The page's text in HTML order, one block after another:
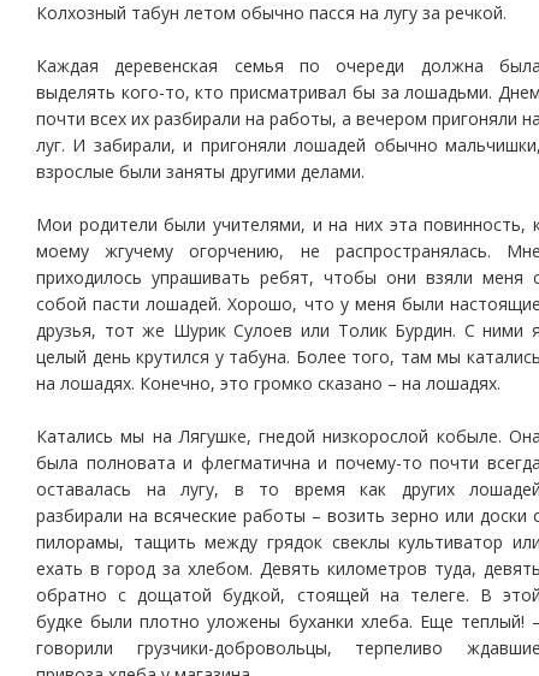
Колхозный табун летом обычно пасся на лугу за речкой.
Каждая деревенская семья по очереди должна
выделять кого-то, кто присматривал бы за лошадьми.
почти всех их разбирали на работы, а вечером пригоняли
луг. И забирали, и пригоняли лошадей обычно
взрослые были заняты другими делами.
Мои родители были учителями, и на них эта повинность,
моему жгучему огорчению, не распространялась.
приходилось упрашивать ребят, чтобы они взяли меня
собой пасти лошадей. Хорошо, что у меня были
друзья, тот же Шурик Сулоев или Толик Бурдин. С ними
целый день крутился у табуна. Более того, там мы
на лошадях. Конечно, это громко сказано – на лошадях.
Катались мы на Лягушке, гнедой низкорослой кобыле.
была полновата и флегматична и почему-то почти
оставалась на лугу, в то время как других
разбирали на всяческие работы – возить зерно или доски
пилорамы, тащить между грядок свеклы культиватор
ехать в город за хлебом. Девять километров туда,
обратно с дощатой будкой, стоящей на телеге. В
будке были плотно уложены буханки хлеба. Еще теплый!
говорили грузчики-добровольцы, терпеливо